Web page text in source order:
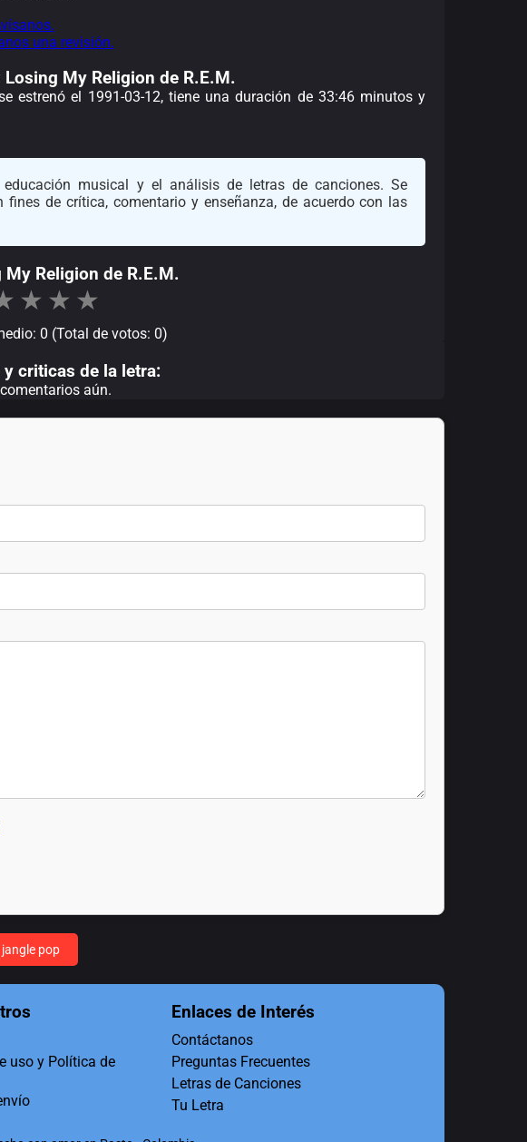
una revisión.
Losing My Religion de R.E.M.
estrenó el 1991-03-12, tiene una duración de 33:46 minutos y
musical y el análisis de letras de canciones. Se
fines de crítica, comentario y enseñanza, de acuerdo con las
My Religion de R.E.M.
★ ★ ★
0 (Total de votos: 0)
criticas de la letra:
aún.
jangle pop
uso y Política de
Enlaces de Interés
Contáctanos
Preguntas Frecuentes
Letras de Canciones
Tu Letra